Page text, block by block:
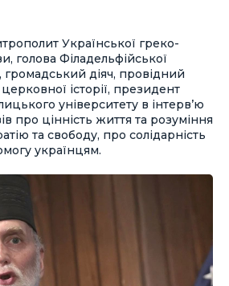
Української греко-
голова Філадельфійської
діяч, провідний
історії, президент
університету в інтерв’ю
про цінність життя та розуміння
та свободу, про солідарність
українцям.